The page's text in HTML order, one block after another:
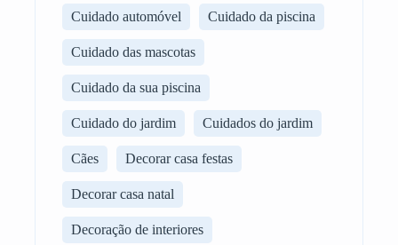
Cuidado automóvel Cuidado da piscina
Cuidado das mascotas
Cuidado da sua piscina
Cuidado do jardim Cuidados do jardim
Cães Decorar casa festas
Decorar casa natal
Decoração de interiores